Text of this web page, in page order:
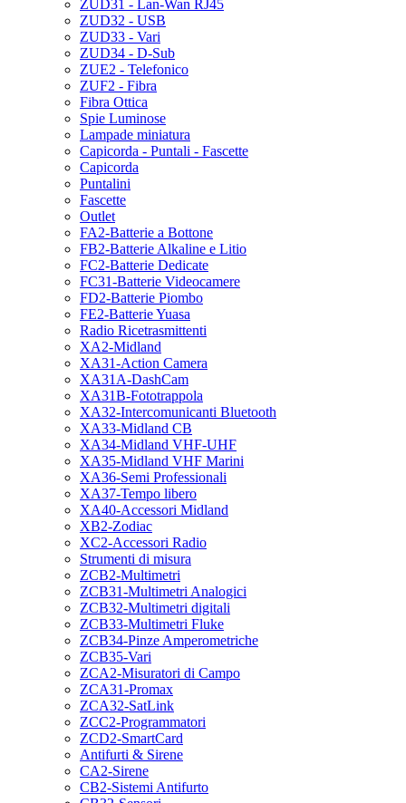
ZUD31 - Lan-Wan RJ45
ZUD32 - USB
ZUD33 - Vari
ZUD34 - D-Sub
ZUE2 - Telefonico
ZUF2 - Fibra
Fibra Ottica
Spie Luminose
Lampade miniatura
Capicorda - Puntali - Fascette
Capicorda
Puntalini
Fascette
Outlet
FA2-Batterie a Bottone
FB2-Batterie Alkaline e Litio
FC2-Batterie Dedicate
FC31-Batterie Videocamere
FD2-Batterie Piombo
FE2-Batterie Yuasa
Radio Ricetrasmittenti
XA2-Midland
XA31-Action Camera
XA31A-DashCam
XA31B-Fototrappola
XA32-Intercomunicanti Bluetooth
XA33-Midland CB
XA34-Midland VHF-UHF
XA35-Midland VHF Marini
XA36-Semi Professionali
XA37-Tempo libero
XA40-Accessori Midland
XB2-Zodiac
XC2-Accessori Radio
Strumenti di misura
ZCB2-Multimetri
ZCB31-Multimetri Analogici
ZCB32-Multimetri digitali
ZCB33-Multimetri Fluke
ZCB34-Pinze Amperometriche
ZCB35-Vari
ZCA2-Misuratori di Campo
ZCA31-Promax
ZCA32-SatLink
ZCC2-Programmatori
ZCD2-SmartCard
Antifurti & Sirene
CA2-Sirene
CB2-Sistemi Antifurto